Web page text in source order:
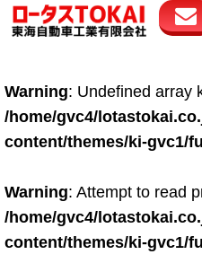
車販売
スマイル車検
鈑金・塗装
点検・整備
Warning: Undefined array
/home/gvc4/
content/themes/ki-gvc1/
Warning: Attempt to read
/home/gvc4/
content/themes/ki-gvc1/